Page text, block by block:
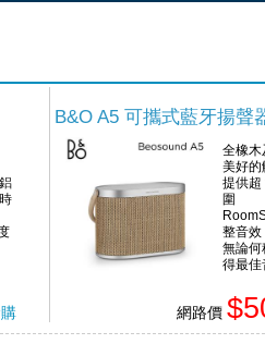
B&O A5 可攜式藍牙揚聲
全橡木
美好的
提供超
圍
整音效
無論何
得最佳
音質
網路價